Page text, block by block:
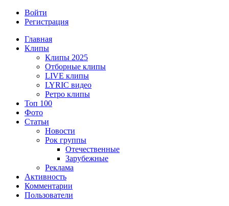
Войти
Регистрация
Главная
Клипы
Клипы 2025
Отборные клипы
LIVE клипы
LYRIC видео
Ретро клипы
Топ 100
Фото
Статьи
Новости
Рок группы
Отечественные
Зарубежные
Реклама
Активность
Комментарии
Пользователи